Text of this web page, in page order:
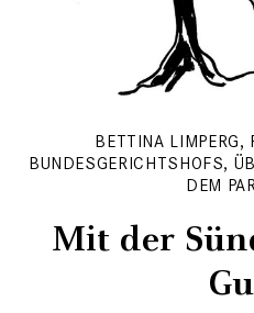
BETTINA LIMPERG,
BUNDESGERICHTSHOFS,
DEM
Mit der